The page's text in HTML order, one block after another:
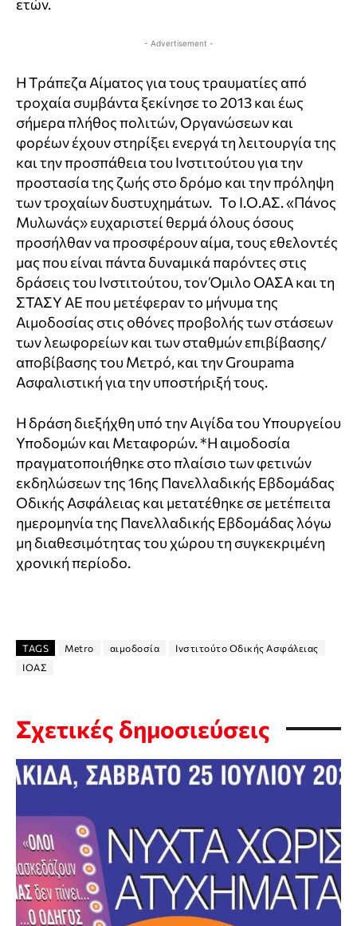
ετών.
- Advertisement -
Η Τράπεζα Αίματος για τους τραυματίες από
τροχαία συμβάντα ξεκίνησε το 2013 και έως
σήμερα πλήθος πολιτών, Οργανώσεων και
φορέων έχουν στηρίξει ενεργά τη λειτουργία της
και την προσπάθεια του Ινστιτούτου για την
προστασία της ζωής στο δρόμο και την πρόληψη
των τροχαίων δυστυχημάτων. Το Ι.Ο.ΑΣ. «Πάνος
Μυλωνάς» ευχαριστεί θερμά όλους όσους
προσήλθαν να προσφέρουν αίμα, τους εθελοντές
μας που είναι πάντα δυναμικά παρόντες στις
δράσεις του Ινστιτούτου, τον Όμιλο ΟΑΣΑ και τη
ΣΤΑΣΥ ΑΕ που μετέφεραν το μήνυμα της
Αιμοδοσίας στις οθόνες προβολής των στάσεων
των λεωφορείων και των σταθμών επιβίβασης/
αποβίβασης του Μετρό, και την Groupama
Ασφαλιστική για την υποστήριξή τους.
Η δράση διεξήχθη υπό την Αιγίδα του Υπουργείου
Υποδομών και Μεταφορών. *Η αιμοδοσία
πραγματοποιήθηκε στο πλαίσιο των φετινών
εκδηλώσεων της 16ης Πανελλαδικής Εβδομάδας
Οδικής Ασφάλειας και μετατέθηκε σε μετέπειτα
ημερομηνία της Πανελλαδικής Εβδομάδας λόγω
μη διαθεσιμότητας του χώρου τη συγκεκριμένη
χρονική περίοδο.
TAGS Metro αιμοδοσία
Ινστιτούτο Οδικής Ασφάλειας
ΙΟΑΣ
Σχετικές δημοσιεύσεις